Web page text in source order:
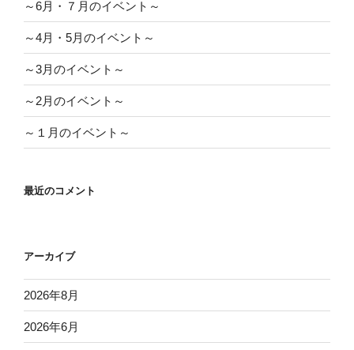
～6月・７月のイベント～
～4月・5月のイベント～
～3月のイベント～
～2月のイベント～
～１月のイベント～
最近のコメント
アーカイブ
2026年8月
2026年6月